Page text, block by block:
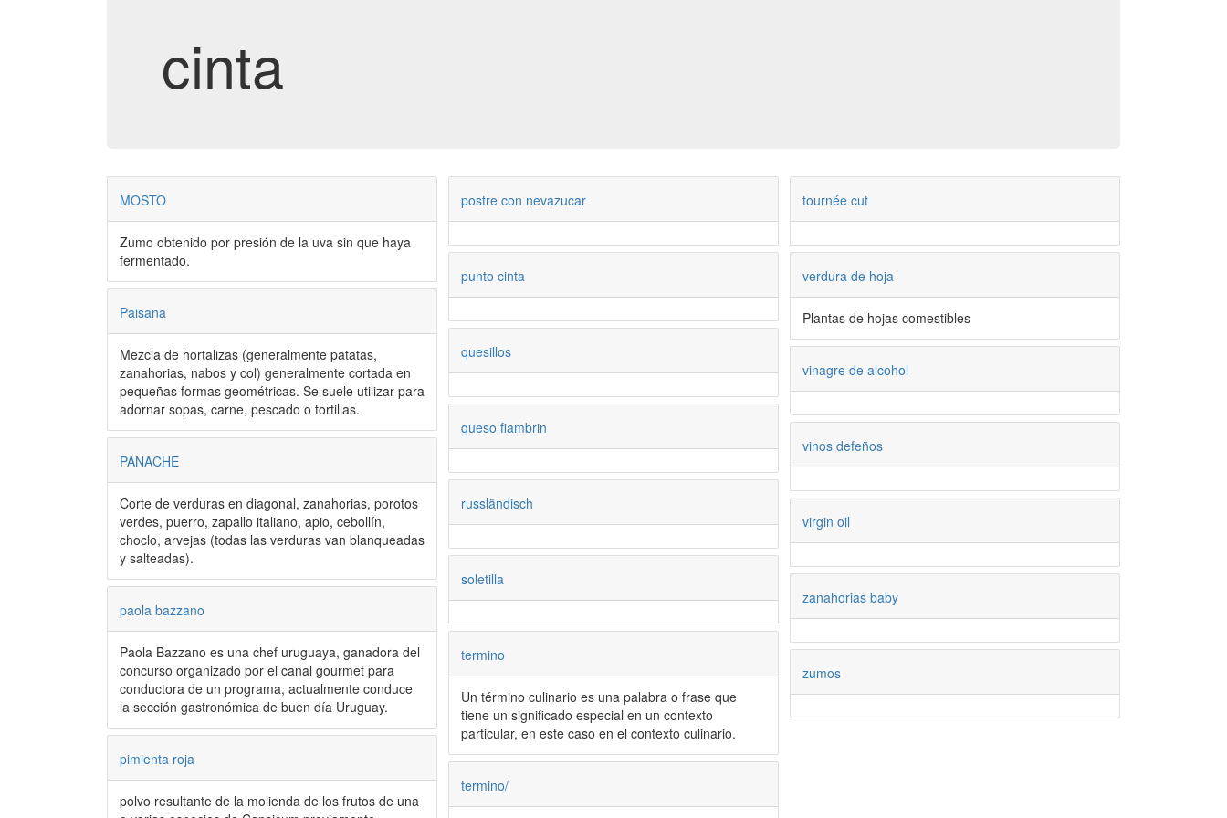
cinta
MOSTO
Zumo obtenido por presión de la uva sin que haya
fermentado.
Paisana
Mezcla de hortalizas (generalmente patatas,
zanahorias, nabos y col) generalmente cortada en
pequeñas formas geométricas. Se suele utilizar para
adornar sopas, carne, pescado o tortillas.
PANACHE
Corte de verduras en diagonal, zanahorias, porotos
verdes, puerro, zapallo italiano, apio, cebollín,
choclo, arvejas (todas las verduras van blanqueadas
y salteadas).
paola bazzano
Paola Bazzano es una chef uruguaya, ganadora del
concurso organizado por el canal gourmet para
conductora de un programa, actualmente conduce
la sección gastronómica de buen día Uruguay.
pimienta roja
polvo resultante de la molienda de los frutos de una
postre con nevazucar
punto cinta
quesillos
queso fiambrin
russländisch
soletilla
termino
Un término culinario es una palabra o frase que
tiene un significado especial en un contexto
particular, en este caso en el contexto culinario.
termino/
tournée cut
verdura de hoja
Plantas de hojas comestibles
vinagre de alcohol
vinos defeños
virgin oil
zanahorias baby
zumos